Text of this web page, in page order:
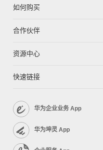
如何购买
合作伙伴
资源中心
快速链接
华为企业业务 App
华为坤灵 App